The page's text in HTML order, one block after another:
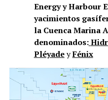
Energy y Harbour
yacimientos
la Cuenca Marina
denominados:
PléyadeyFénix